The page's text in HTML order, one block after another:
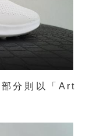
分則以「Art